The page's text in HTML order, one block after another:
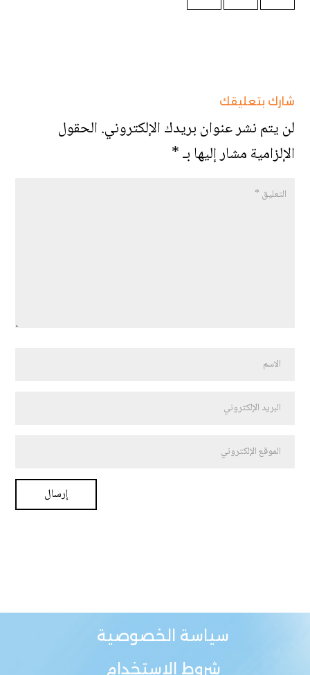
شارك بتعليقك
لن يتم نشر عنوان بريدك الإلكتروني.الحقول
الإلزامية مشار إليها بـ*
سياسة الخصوصية
شروط الاستخدام